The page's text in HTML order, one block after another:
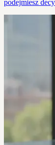
podejmiesz